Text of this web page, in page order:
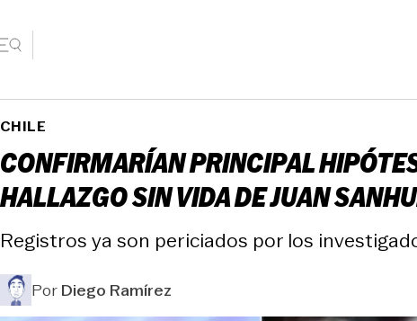
CHILE
CONFIRMARÍAN PRINCIPAL
HALLAZGO SIN VIDA DE JUAN
Registros ya son periciados por los
PorDiego Ramírez